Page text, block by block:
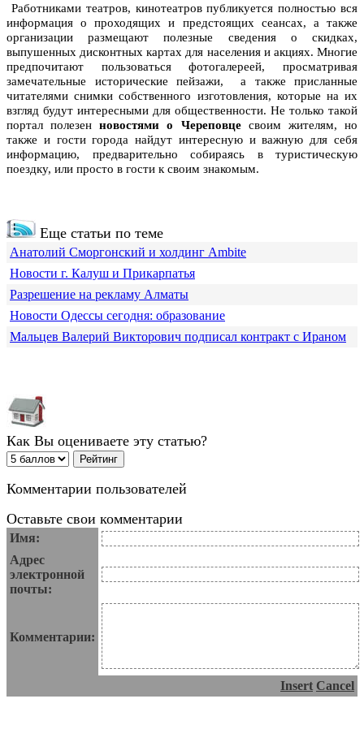
Работниками театров, кинотеатров публикуется полностью вся
информация о проходящих и предстоящих сеансах, а также
организации размещают полезные сведения о скидках,
выпушенных дисконтных картах для населения и акциях. Многие
предпочитают пользоваться фотогалереей, просматривая
замечательные исторические пейзажи, а также присланные
читателями снимки собственного изготовления, которые на их
взгляд будут интересными для общественности. Не только такой
портал полезенновостями о Череповцесвоим жителям, но
также и гости города найдут интересную и важную для себя
информацию, предварительно собираясь в туристическую
поездку, или просто в гости к своим знакомым.
Еще статьи по теме
Анатолий Сморгонский и холдинг Ambite
Новости г. Калуш и Прикарпатья
Разрешение на рекламу Алматы
Новости Одессы сегодня: образование
Мальцев Валерий Викторович подписал контракт с Ираном
Как Вы оцениваете эту статью?
Комментарии пользователей
Оставьте свои комментарии
Имя:
Адрес
электронной
почты:
Комментарии:
Insert Cancel